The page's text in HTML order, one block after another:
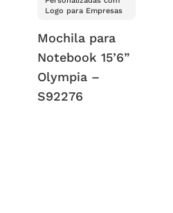
Logo para Empresas
Mochila para
Notebook 15’6”
Olympia –
S92276